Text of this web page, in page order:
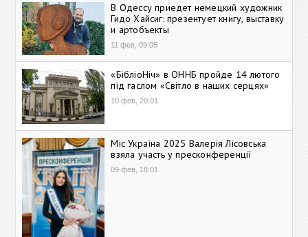
В Одессу приедет немецкий художник
Гидо Хайсиг: презентует книгу, выставку
и артобъекты
11 фев, 09:05
«БібліоНіч» в ОННБ пройде 14 лютого
під гаслом «Світло в наших серцях»
10 фев, 20:01
Міс Україна 2025 Валерія Лісовська
взяла участь у пресконференції
09 фев, 18:01